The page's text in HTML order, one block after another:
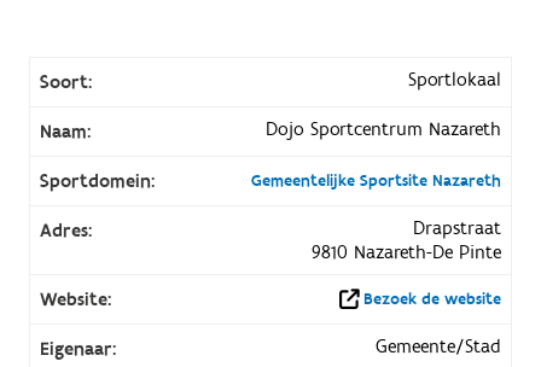
Soort: Sportlokaal
Naam: Dojo Sportcentrum Nazareth
Sportdomein: Gemeentelijke Sportsite Nazareth
Adres:
Drapstraat
9810 Nazareth-De Pinte
Website:
Bezoek de website
Eigenaar: Gemeente/Stad